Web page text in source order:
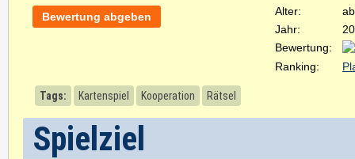
Bewertung abgeben
Alter:
Jahr:
Bewertung:
Ranking:
Tags: Kartenspiel Kooperation Rätsel
Spielziel